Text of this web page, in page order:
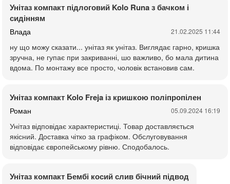
Унітаз компакт підлоговий Kolo Runa з бачком і
сидінням
Влада 21.02.2025 11:44
ну що можу сказати... унітаз як унітаз. Виглядає гарно, кришка
зручна, не гупає при закриванні, шо важливо, бо мала дитина
вдома. По монтажу все просто, чоловік встановив сам.
Унітаз компакт Kolo Freja із кришкою поліпропілен
Роман 05.09.2024 16:19
Унітаз відповідає характеристиці. Товар доставляється
якісний. Доставка чітко за графіком. Обслуговування
відповідає європейському рівню. Сподобалось.
Унітаз компакт Бембі косий слив бічний підвод